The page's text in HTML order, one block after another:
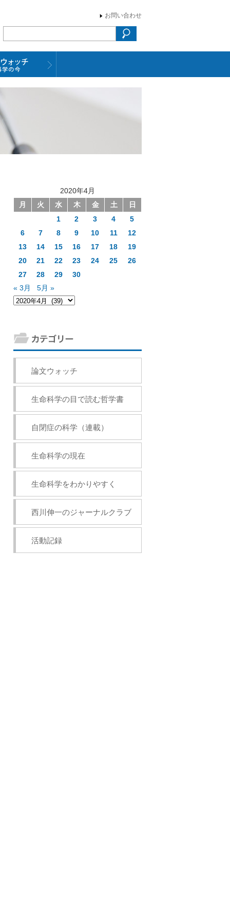
お問い合わせ
2020年4月
月
火 水 木 金 土
日
1
2 3 4
5
6
7 8 9 10 11
12
13
14 15 16 17 18
19
20
21 22 23 24 25
26
27
28 29
30
« 3月
5月 »
論文ウォッチ
生命科学の目で読む哲学書
自閉症の科学（連載）
生命科学の現在
生命科学をわかりやすく
西川伸一のジャーナルクラブ
活動記録